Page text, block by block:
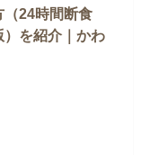
（24時間断食
）を紹介｜かわ